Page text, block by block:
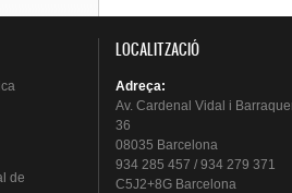
de
LOCALITZACIÓ
Adreça:
Av. Cardenal Vidal i
36
08035 Barcelona
934 285 457 / 934 279 371
C5J2+8G Barcelona